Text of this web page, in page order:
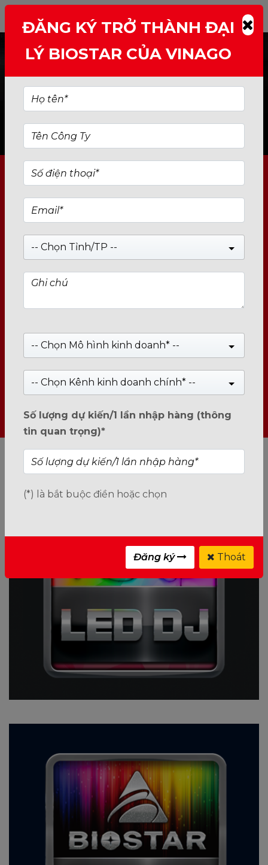
DANH MỤC SẢN PHẨM
ĐĂNG KÝ TRỞ THÀNH ĐẠI
LÝ BIOSTAR CỦA VINAGO
-- Chọn Tỉnh/TP --
-- Chọn Mô hình kinh doanh* --
-- Chọn Kênh kinh doanh chính* --
Số lượng dự kiến/1 lần nhập hàng (thông
tin quan trọng)*
(*) là bắt buộc điền hoặc chọn
Đăng ký Thoát